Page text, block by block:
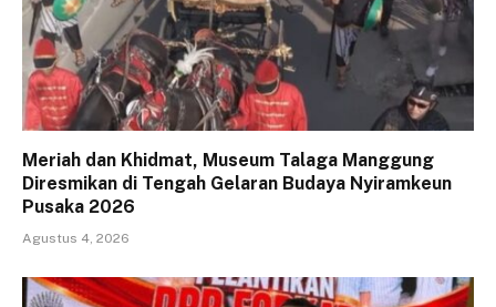
Meriah dan Khidmat, Museum Talaga Manggung
Diresmikan di Tengah Gelaran Budaya Nyiramkeun
Pusaka 2026
Agustus 4, 2026